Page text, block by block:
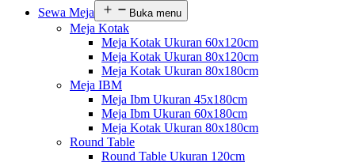
Sewa Meja
Buka menu
Meja Kotak
Meja Kotak Ukuran 60x120cm
Meja Kotak Ukuran 80x120cm
Meja Kotak Ukuran 80x180cm
Meja IBM
Meja Ibm Ukuran 45x180cm
Meja Ibm Ukuran 60x180cm
Meja Kotak Ukuran 80x180cm
Round Table
Round Table Ukuran 120cm